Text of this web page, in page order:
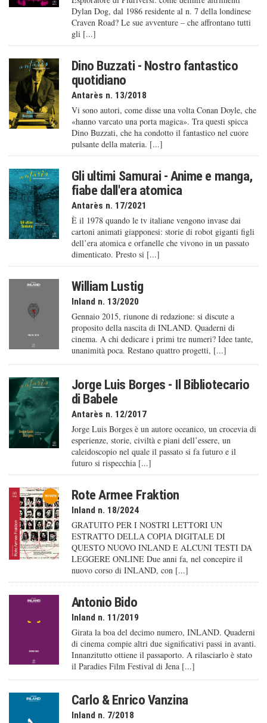
Dylan Dog, dal 1986 residente al n. 7 della londinese
Craven Road? Le sue avventure – che affrontano tutti
gli [...]
Dino Buzzati - Nostro fantastico
quotidiano
Antarès n. 13/2018
Vi sono autori, come disse una volta Conan Doyle, che
«hanno varcato una porta magica». Tra questi spicca
Dino Buzzati, che ha condotto il fantastico nel cuore
pulsante della materia. [...]
Gli ultimi Samurai - Anime e manga,
fiabe dall'era atomica
Antarès n. 17/2021
È il 1978 quando le tv italiane vengono invase dai
cartoni animati giapponesi: storie di robot giganti figli
dell’era atomica e orfanelle che vivono in un passato
dimenticato. Presto si [...]
William Lustig
Inland n. 13/2020
Gennaio 2015, riunone di redazione: si discute a
proposito della nascita di INLAND. Quaderni di
cinema. A chi dedicare i primi tre numeri? Idee tante,
unanimità poca. Restano quattro progetti, [...]
Jorge Luis Borges - Il Bibliotecario
di Babele
Antarès n. 12/2017
Jorge Luis Borges è un autore oceanico, un crocevia di
esperienze, storie, civiltà e piani dell’essere, un
caleido­scopio nel quale il passato si fa futuro e il
futuro si rispecchia [...]
Rote Armee Fraktion
Inland n. 18/2024
GRATUITO PER I NOSTRI LETTORI UN
ESTRATTO DELLA COPIA DIGITALE DI
QUESTO NUOVO INLAND E ALCUNI TESTI DA
LEGGERE ONLINE Due anni fa, nel concepire il
nuovo corso di INLAND, con [...]
Antonio Bido
Inland n. 11/2019
Girata la boa del decimo numero, INLAND. Quaderni
di cinema compie altri due significativi passi in avanti.
Innanzitutto ottiene il passaporto. A rilasciarlo è stato
il Paradies Film Festival di Jena [...]
Carlo & Enrico Vanzina
Inland n. 7/2018